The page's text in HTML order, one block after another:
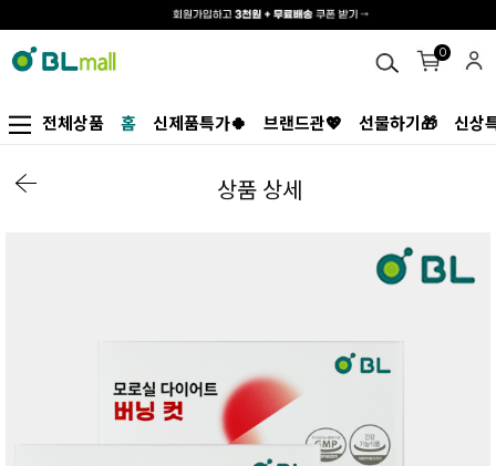
0
전체상품 홈 신제품특가🍀 브랜드관💖 선물하기🎁 신상
상품 상세